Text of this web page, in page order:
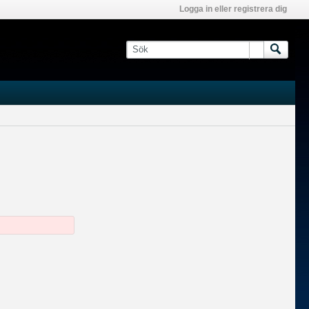
Logga in eller registrera dig